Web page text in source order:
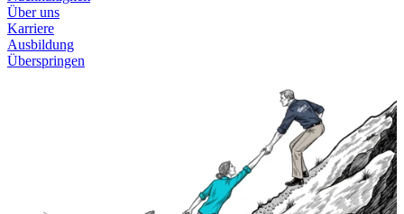
Über uns
Karriere
Ausbildung
Überspringen